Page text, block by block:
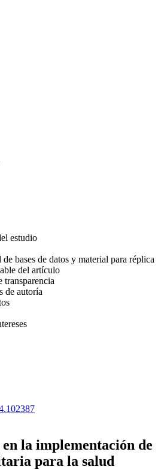
estudio
bases de datos y material para réplica
del artículo
transparencia
de autoría
la implementación de
para la salud